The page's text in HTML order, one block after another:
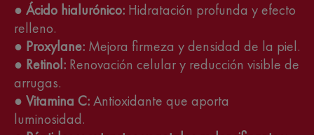
● Ácido hialurónico: Hidratación profunda y efecto
relleno.
● Proxylane: Mejora firmeza y densidad de la piel.
● Retinol: Renovación celular y reducción visible de
arrugas.
● Vitamina C:Antioxidante que aporta
luminosidad.